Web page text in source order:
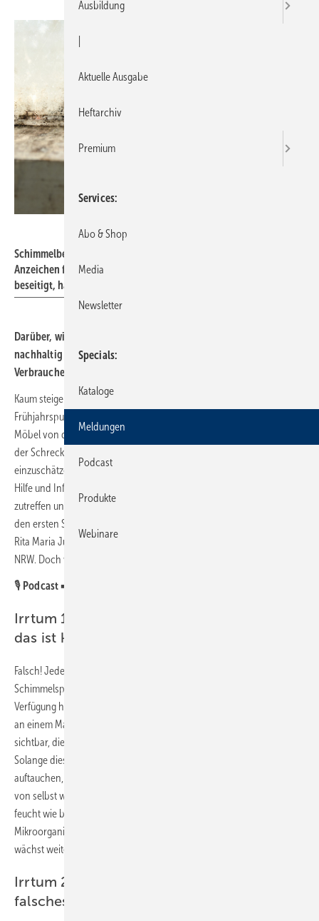
Schimmelbefall , wie hier am Fensterrahmen, ist häufig ein
Anzeichen für das Vorhandensein von Wärmebrücken. Sind sie
beseitigt, hat der Pilz kaum noch eine Chance, sich festzusetzen.
Darüber, wie Schimmelbefall entsteht und wie man ihn
nachhaltig bekämpft, kursieren viele falsche Annahmen. Die
Verbraucherzentrale NRW korrigiert die gängigsten.
Kaum steigen die Temperaturen, steht bei den meisten der
Frühjahrsputz an. Doch nicht selten werden beim Abrücken der
Möbel von der Wand unschöne Schimmelflecken entdeckt. Dann ist
der Schreck oft groß und die Frage steht im Raum, wie der Schaden
einzuschätzen und zu beseitigen ist. „Leider sind bei der Suche nach
Hilfe und Information oft Aussagen zu finden, die nicht immer
zutreffen und die Problematik meist verschlimmern. Daher gilt es, bei
den ersten Schimmelanzeichen schnell und richtig zu handeln“, sagt
Rita Maria Jünnemann, Fachexpertin von der Verbraucherzentrale
NRW. Doch was sind die gängigsten Irrtümer?
🎙️ Podcast➡️
Irrtum 1: Das sind doch nur Stockflecken,
das ist kein Schimmel
Falsch! Jeder Schimmelbelag fängt mal klein an: Wenn
Schimmelsporen einen Nährboden und ausreichend Feuchtigkeit zur
Verfügung haben, können Pilze wachsen. Das beginnt zuerst in und
an einem Material, dann werden kleine Flecken und Verfärbungen
sichtbar, die ersten Anzeichen des sogenannten „Fruchtkörpers“.
Solange diese nur auf der Oberfläche der Wand oder Tapete
auftauchen, lassen sie sich schnell entfernen. Die Flecken gehen nicht
von selbst wieder weg – ganz im Gegenteil: Bleibt es an den Stellen so
feucht wie bisher, wird der Schaden größer, es kommen weitere
Mikroorganismen (Bakterien, Milben etc.) dazu und der Schimmel
wächst weiter in das Material.
Irrtum 2: Schimmel entsteht nur durch
falsches Lüften
Ausbildung
Aktuelle Ausgabe
Heftarchiv
Premium
Services
Abo & Shop
Media
Newsletter
Specials
Kataloge
Meldungen
Podcast
Produkte
Webinare